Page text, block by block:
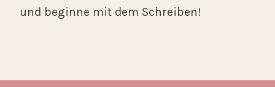
und beginne mit dem Schreiben!